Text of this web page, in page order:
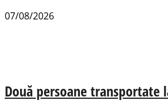
07/08/2026
Două persoane